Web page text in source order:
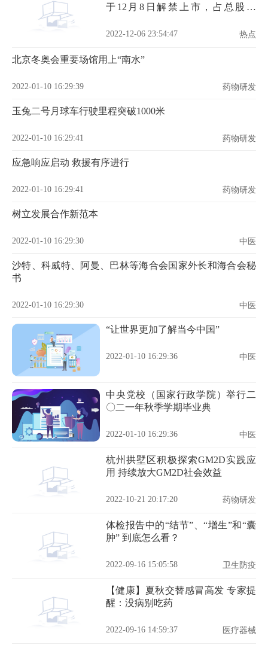
于12月8日解禁上市，占总股本
2022-12-06 23:54:47 热点
北京冬奥会重要场馆用上“南水”
2022-01-10 16:29:39 药物研发
玉兔二号月球车行驶里程突破1000米
2022-01-10 16:29:41 药物研发
应急响应启动 救援有序进行
2022-01-10 16:29:41 药物研发
树立发展合作新范本
2022-01-10 16:29:30 中医
沙特、科威特、阿曼、巴林等海合会国家外长和海合会秘
书
2022-01-10 16:29:30 中医
“让世界更加了解当今中国”
2022-01-10 16:29:36 中医
中央党校（国家行政学院）举行二
〇二一年秋季学期毕业典
2022-01-10 16:29:36 中医
杭州拱墅区积极探索GM2D实践应
用 持续放大GM2D社会效益
2022-10-21 20:17:20 药物研发
体检报告中的“结节”、“增生”和“囊
肿” 到底怎么看？
2022-09-16 15:05:58 卫生防疫
【健康】夏秋交替感冒高发 专家提
醒：没病别吃药
2022-09-16 14:59:37 医疗器械